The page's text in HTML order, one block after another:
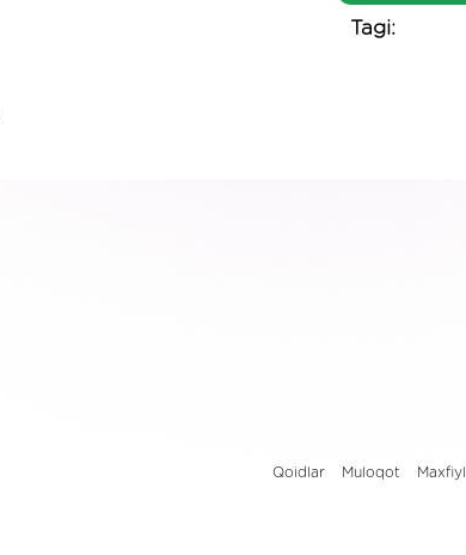
Tagi:
Qoidlar Muloqot